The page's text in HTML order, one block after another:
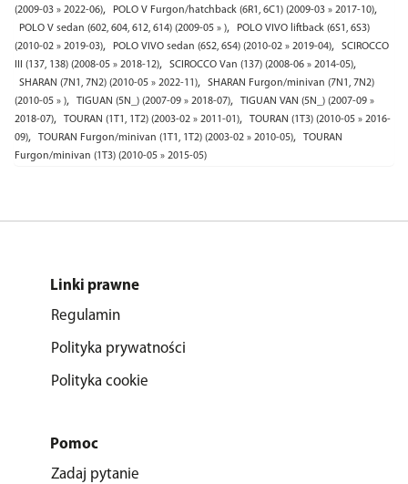
(2009-03 » 2022-06), POLO V Furgon/hatchback (6R1, 6C1) (2009-03 » 2017-10),
POLO V sedan (602, 604, 612, 614) (2009-05 » ),
POLO VIVO liftback (6S1, 6S3)
(2010-02 » 2019-03), POLO VIVO sedan (6S2, 6S4) (2010-02 » 2019-04),
SCIROCCO
III (137, 138) (2008-05 » 2018-12), SCIROCCO Van (137) (2008-06 » 2014-05),
SHARAN (7N1, 7N2) (2010-05 » 2022-11),
SHARAN Furgon/minivan (7N1, 7N2)
(2010-05 » ), TIGUAN (5N_) (2007-09 » 2018-07),
TIGUAN VAN (5N_) (2007-09 »
2018-07), TOURAN (1T1, 1T2) (2003-02 » 2011-01),
TOURAN (1T3) (2010-05 » 2016-
09), TOURAN Furgon/minivan (1T1, 1T2) (2003-02 » 2010-05),
TOURAN
Furgon/minivan (1T3) (2010-05 » 2015-05)
Linki prawne
Regulamin
Polityka prywatności
Polityka cookie
Pomoc
Zadaj pytanie